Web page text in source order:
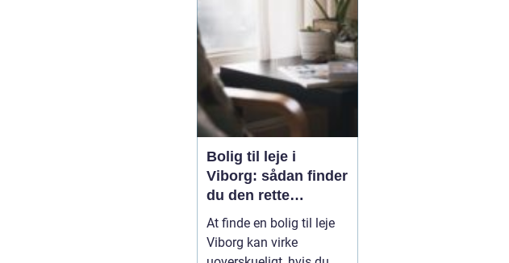
både arbejde, studie og
Bolig til leje i
Viborg: sådan finder
du den rette
lejlighed
At finde en bolig til leje
Viborg kan virke